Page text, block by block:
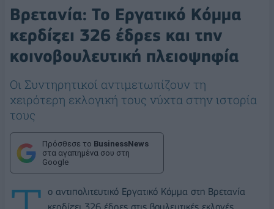
Βρετανία: Το Εργατικό Κόμμα
κερδίζει 326 έδρες και την
κοινοβουλευτική πλειοψηφία
Οι Συντηρητικοί αντιμετωπίζουν τη
χειρότερη εκλογική τους νύχτα στην ιστορία
τους
Πρόσθεσε το BusinessNews
στα αγαπημένα σου στη
Google
o αντιπολιτευτικό Εργατικό Κόμμα στη Βρετανία